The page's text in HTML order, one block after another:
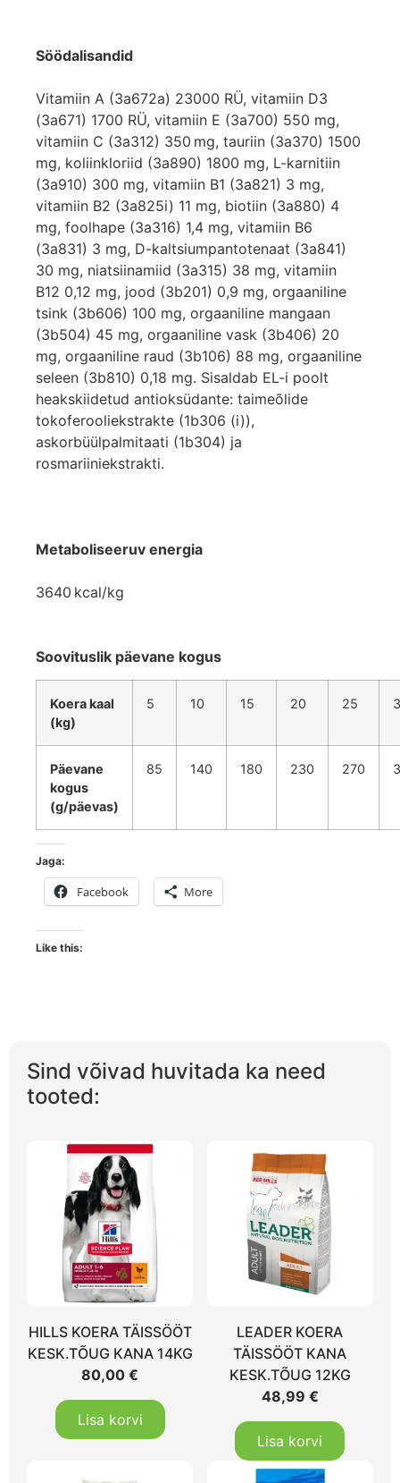
Söödalisandid
Vitamiin A (3a672a) 23000 RÜ, vitamiin D3
(3a671) 1700 RÜ, vitamiin E (3a700) 550 mg,
vitamiin C (3a312) 350 mg, tauriin (3a370) 1500
mg, koliinkloriid (3a890) 1800 mg, L-karnitiin
(3a910) 300 mg, vitamiin B1 (3a821) 3 mg,
vitamiin B2 (3a825i) 11 mg, biotiin (3a880) 4
mg, foolhape (3a316) 1,4 mg, vitamiin B6
(3a831) 3 mg, D-kaltsiumpantotenaat (3a841)
30 mg, niatsiinamiid (3a315) 38 mg, vitamiin
B12 0,12 mg, jood (3b201) 0,9 mg, orgaaniline
tsink (3b606) 100 mg, orgaaniline mangaan
(3b504) 45 mg, orgaaniline vask (3b406) 20
mg, orgaaniline raud (3b106) 88 mg, orgaaniline
seleen (3b810) 0,18 mg. Sisaldab EL-i poolt
heakskiidetud antioksüdante: taimeõlide
tokoferooliekstrakte (1b306 (i)),
askorbüülpalmitaati (1b304) ja
rosmariiniekstrakti.
Metaboliseeruv energia
3640 kcal/kg
Soovituslik päevane kogus
Koera kaal
(kg)
5 10 15 20 25
Päevane
kogus
(g/päevas)
85 140 180 230 270
Jaga:
Facebook More
Like this:
Sind võivad huvitada ka need
tooted:
HILLS KOERA TÄISSÖÖT
KESK.TÕUG KANA 14KG
80,00€
Lisa korvi
LEADER KOERA
TÄISSÖÖT KANA
KESK.TÕUG 12KG
48,99 €
Lisa korvi